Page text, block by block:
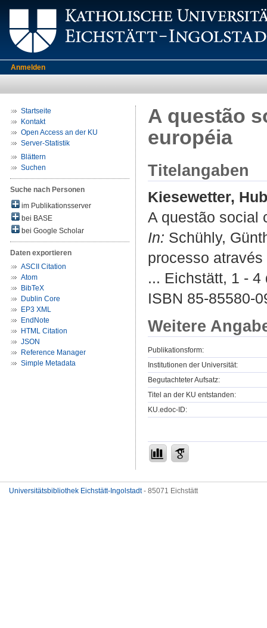
Anmelden
Startseite
Kontakt
Open Access an der KU
Server-Statistik
Blättern
Suchen
Suche nach Personen
im Publikationsserver
bei BASE
bei Google Scholar
Daten exportieren
ASCII Citation
Atom
BibTeX
Dublin Core
EP3 XML
EndNote
HTML Citation
JSON
Reference Manager
Simple Metadata
A questão
européia
Titelangaben
Kiesewetter,
A questão social
In: Schühly,
processo
... Eichstätt, 1 -
ISBN 85-85580-
Weitere
Publikationsform:
Institutionen der Universität:
Begutachteter Aufsatz:
Titel an der KU entstanden:
KU.edoc-ID:
Universitätsbibliothek Eichstätt-Ingolstadt- 85071 Eichstätt